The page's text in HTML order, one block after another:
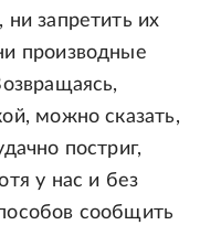
ни запретить их
производные
можно сказать,
постриг,
у нас и без
сообщить